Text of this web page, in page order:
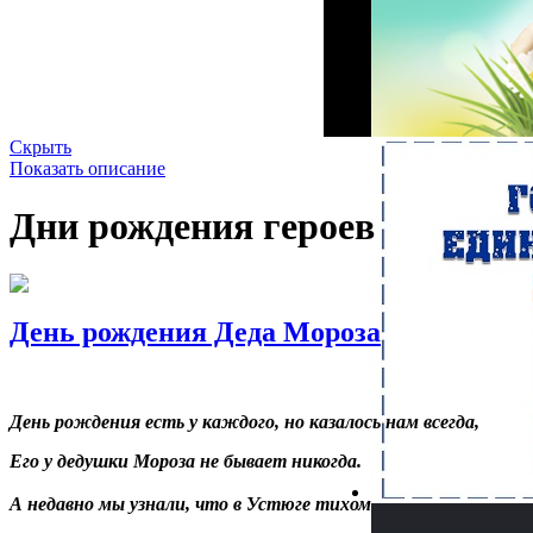
Скрыть
Показать описание
Дни рождения героев
День рождения Деда Мороза
День рождения есть у каждого, но казалось нам всегда,
Его у дедушки Мороза не бывает никогда.
А недавно мы узнали, что в Устюге тихом